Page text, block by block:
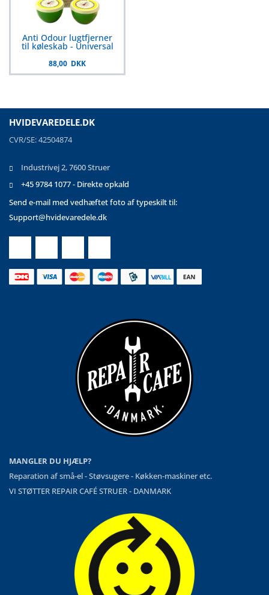
Anti Odour lugtfjerner
til køleskab - Universal
88,00 DKK
HVIDEVAREDELE.DK
CVR/SE: 42504874
Industrivej 2, 7600 Struer
+45 9784 1077 - Direkte opkald
Send e-mail med vedhæftet foto af typeskilt til:
Support@hvidevaredele.dk
MANGLER DU HJÆLP?
Reparation af små-el - Støvsugere - Køkken-maskiner etc.
VI STØTTER REPAIR CAFÉ STRUER - DANMARK